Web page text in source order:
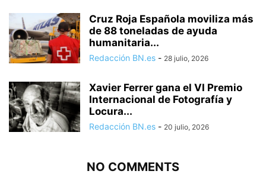
Cruz Roja Española moviliza más
de 88 toneladas de ayuda
humanitaria...
Redacción BN.es - 28 julio, 2026
Xavier Ferrer gana el VI Premio
Internacional de Fotografía y
Locura...
Redacción BN.es - 20 julio, 2026
NO COMMENTS